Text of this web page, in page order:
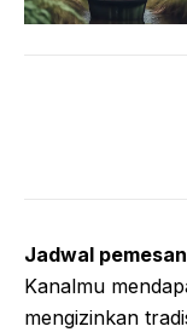
Jadwal
Kanalmu
mengizinkan